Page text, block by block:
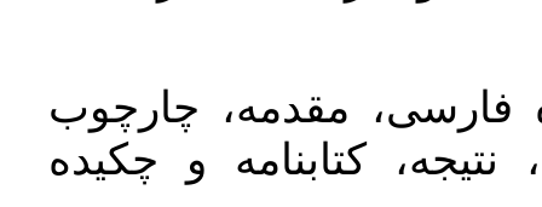
فارسی، مقدمه، چارچوب
کتابنامه و چکیده